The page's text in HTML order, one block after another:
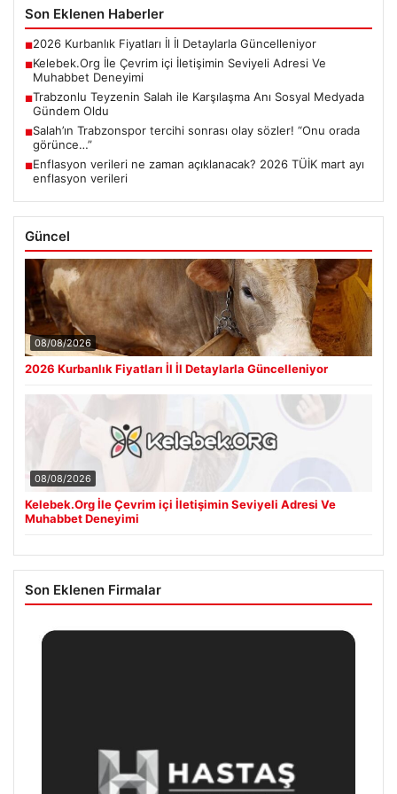
Son Eklenen Haberler
■2026 Kurbanlık Fiyatları İl İl Detaylarla Güncelleniyor
■Kelebek.Org İle Çevrim içi İletişimin Seviyeli Adresi Ve
Muhabbet Deneyimi
■Trabzonlu Teyzenin Salah ile Karşılaşma Anı Sosyal Medyada
Gündem Oldu
■Salah’ın Trabzonspor tercihi sonrası olay sözler! “Onu orada
görünce…”
■Enflasyon verileri ne zaman açıklanacak? 2026 TÜİK mart ayı
enflasyon verileri
Güncel
08/08/2026
2026 Kurbanlık Fiyatları İl İl Detaylarla Güncelleniyor
08/08/2026
Kelebek.Org İle Çevrim içi İletişimin Seviyeli Adresi Ve
Muhabbet Deneyimi
Son Eklenen Firmalar